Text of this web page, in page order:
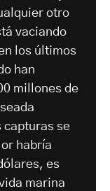
otro
vaciando
los últimos
han
millones de
capturas se
habría
es
marina